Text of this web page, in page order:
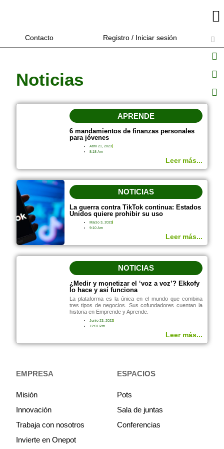
Contacto Registro / Iniciar sesión
Noticias
APRENDE
6 mandamientos de finanzas personales
para jóvenes
Abril 21, 2023
8:18 Am
Leer más...
NOTICIAS
La guerra contra TikTok continua: Estados
Unidos quiere prohibir su uso
Marzo 3, 2023
9:10 Am
Leer más...
NOTICIAS
¿Medir y monetizar el ‘voz a voz’? Ekkofy
lo hace y así funciona
La plataforma es la única en el mundo que combina
tres tipos de negocios. Sus cofundadores cuentan la
historia en Emprende y Aprende.
Junio 23, 2022
12:01 Pm
Leer más...
EMPRESA
Misión
Innovación
Trabaja con nosotros
Invierte en Onepot
ESPACIOS
Pots
Sala de juntas
Conferencias